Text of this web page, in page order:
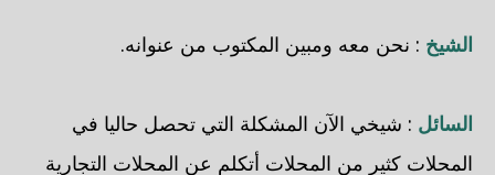
الشيخ : نحن معه ومبين المكتوب من عنوانه.
السائل : شيخي الآن المشكلة التي تحصل حاليا في
المحلات كثير من المحلات أتكلم عن المحلات التجارية